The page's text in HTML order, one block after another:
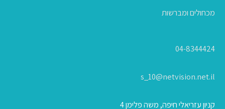
מכחולים ומברשות
04-8344424
s_10@netvision.net.il
קניון עזריאלי חיפה, משה פלימן 4